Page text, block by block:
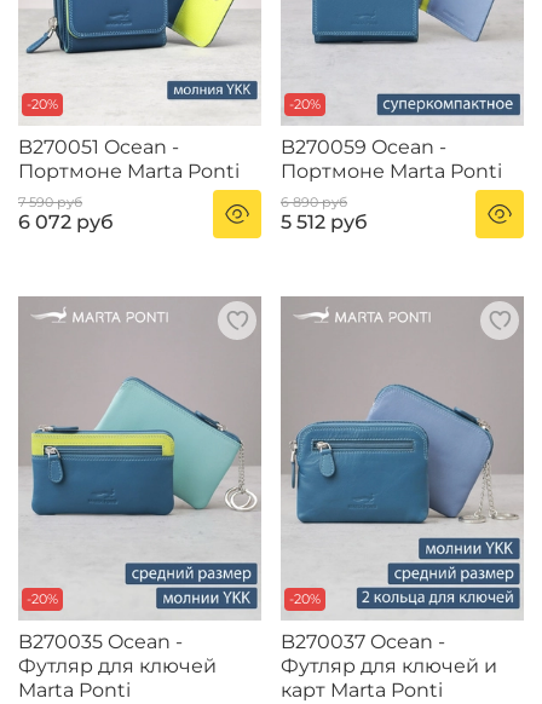
-20%
B270051 Ocean -
Портмоне Marta Ponti
7 590 руб
6 072 руб
-20%
B270059 Ocean -
Портмоне Marta Ponti
6 890 руб
5 512 руб
-20%
B270035 Ocean -
Футляр для ключей
Marta Ponti
-20%
B270037 Ocean -
Футляр для ключей и
карт Marta Ponti